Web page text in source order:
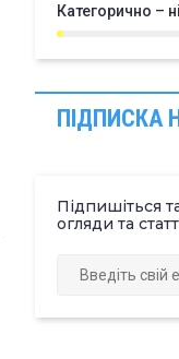
Категорично –
ПІДПИСКА
Підпишіться
огляди та